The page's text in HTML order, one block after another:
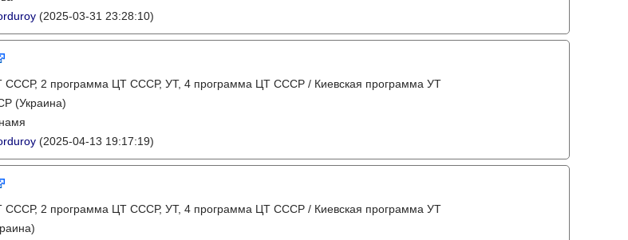
(2025-03-31 23:28:10)
СССР, 2 программа ЦТ СССР, УТ, 4 программа ЦТ СССР / Киевская программа УТ
(Украина)
(2025-04-13 19:17:19)
СССР, 2 программа ЦТ СССР, УТ, 4 программа ЦТ СССР / Киевская программа УТ